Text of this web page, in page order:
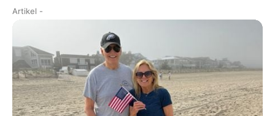
Artikel -